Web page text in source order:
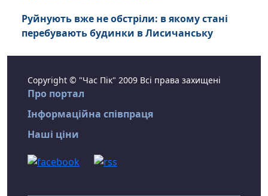
Руйнують вже не обстріли: в якому стані
перебувають будинки в Лисичанську
Copyright © "Час Пік" 2009 Всі права захищені
Про портал
Інформаційна співпраця
Наші ціни